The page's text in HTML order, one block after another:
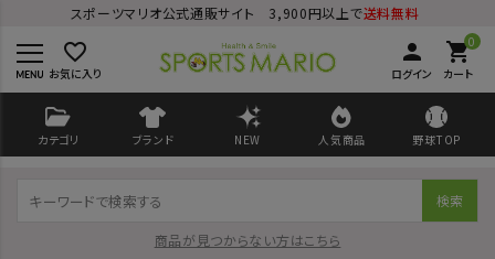
スポーツマリオ公式通販サイト 3,900円以上で送料無料
favorite_border
お気に入り
person
ログイン
0
shopping_cart
カート
カテゴリ ブランド NEW 人気商品 野球TOP
検索
商品が見つからない方はこちら